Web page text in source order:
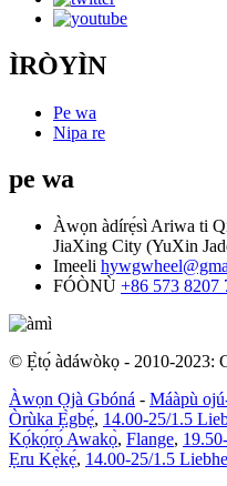
ÌRÒYÌN
Pe wa
Nipa re
pe wa
Àwọn àdírẹ́sì Ariwa ti
JiaXing City (YuXin
Imeeli
FÓÒNÙ +86 573 8207
© Ẹ̀tọ́ àdáwòkọ - 2010-2023:
Àwọn Ọjà Gbóná - Máàpù
Òrùka Ẹ̀gbẹ́, 14.00-25/1.5
Kọ́kọ́rọ́ Awakọ̀, Flange,
Ẹru Kẹ̀kẹ́, 14.00-25/1.5